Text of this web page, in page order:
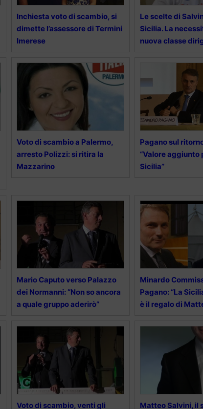
Inchiesta voto di scambio, si
dimette l’assessore di Termini
Imerese
Le scelte di
Sicilia. La
nuova classe
Voto di scambio a Palermo,
arresto Polizzi: si ritira la
Mazzarino
Pagano sul
“Valore aggiunto
Sicilia”
Mario Caputo verso Palazzo
dei Normanni: “Non so ancora
a quale gruppo aderirò”
Minardo
Pagano: “La
è il regalo di
Voto di scambio, venti gli Matteo Salvini, il